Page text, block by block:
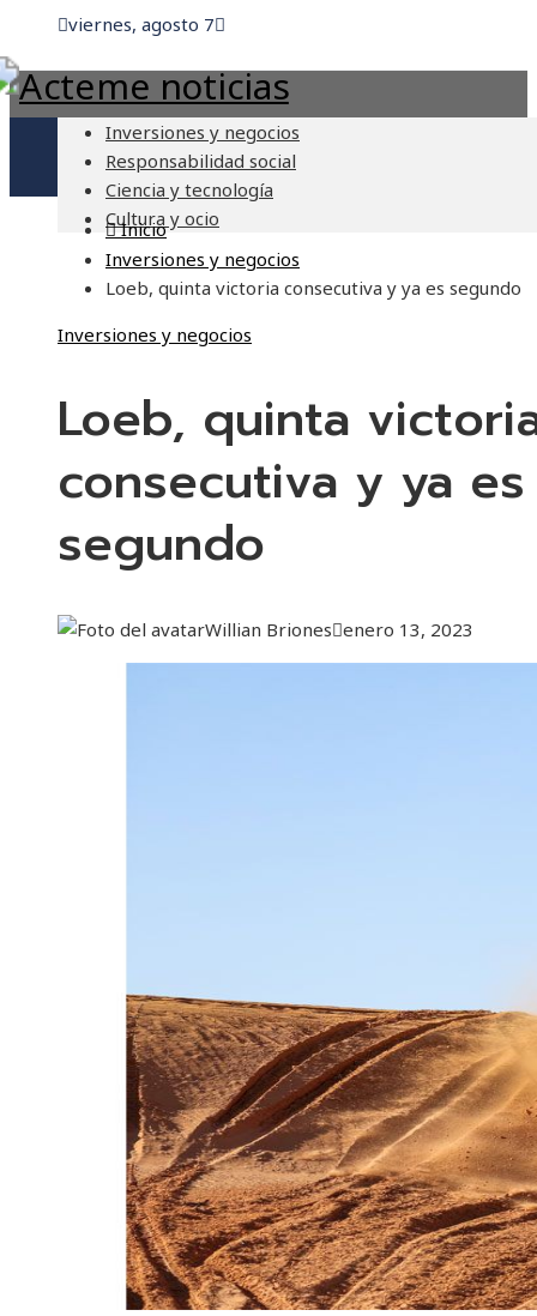
viernes, agosto 7
Inversiones y negocios
Responsabilidad social
Ciencia y tecnología
Cultura y ocio
Inicio
Inversiones y negocios
Loeb, quinta victoria consecutiva y ya es segundo
Inversiones y negocios
Loeb, quinta
consecutiva y ya es
segundo
Willian Briones enero 13, 2023